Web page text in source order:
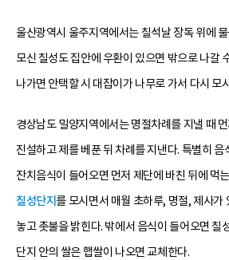
울산광역시 울주지역에서는 칠석날 장독 위에
모신 칠성도 집안에 우환이 있으면 밖으로 나갈
나가면 안택할 시 대잡이가 나무로 가서 다시 모
경상남도 밀양지역에서는 명절차례를 지낼 때
진설하고 제를 베푼 뒤 차례를 지낸다. 특별히 음
잔치음식이 들어오면 먼저 제단에 바친 뒤에 먹
칠성단지 를 모시면서 매월 초하루, 명절, 제사가
놓고 촛불을 밝힌다. 밖에서 음식이 들어오면 칠
단지 안의 쌀은 햅쌀이 나오면 교체한다.